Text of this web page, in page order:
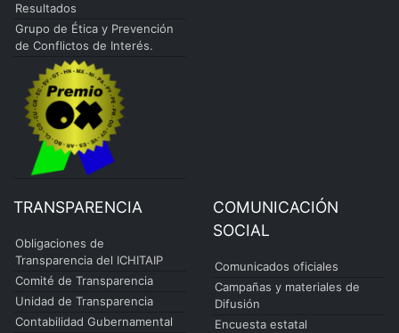
Resultados
Grupo de Ética y Prevención
de Conflictos de Interés.
TRANSPARENCIA
Obligaciones de
Transparencia del ICHITAIP
Comité de Transparencia
Unidad de Transparencia
Contabilidad Gubernamental
COMUNICACIÓN
SOCIAL
Comunicados oficiales
Campañas y materiales de
Difusión
Encuesta estatal